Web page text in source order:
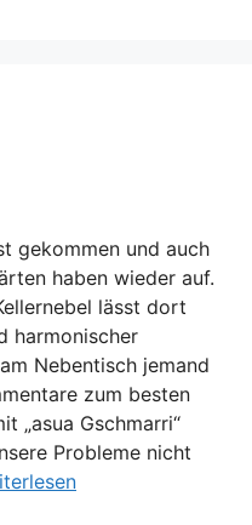
gekommen und auch
haben wieder auf.
lässt dort
harmonischer
Nebentisch jemand
zum besten
„asua Gschmarri“
Probleme nicht